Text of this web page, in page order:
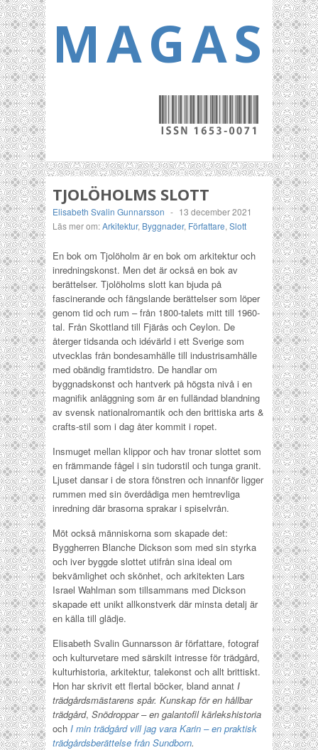
TJOLÖHOLMS SLOTT
Elisabeth Svalin Gunnarsson - 13 december 2021
Läs mer om:Arkitektur, Byggnader, Författare, Slott
En bok om Tjolöholm är en bok om arkitektur och
inredningskonst. Men det är också en bok av
berättelser. Tjolöholms slott kan bjuda på
fascinerande och fängslande berättelser som löper
genom tid och rum – från 1800-talets mitt till 1960-
tal. Från Skottland till Fjärås och Ceylon. De
återger tidsanda och idévärld i ett Sverige som
utvecklas från bondesamhälle till industrisamhälle
med obändig framtidstro. De handlar om
byggnadskonst och hantverk på högsta nivå i en
magnifik anläggning som är en fulländad blandning
av svensk nationalromantik och den brittiska arts &
crafts-stil som i dag åter kommit i ropet.
Insmuget mellan klippor och hav tronar slottet som
en främmande fågel i sin tudorstil och tunga granit.
Ljuset dansar i de stora fönstren och innanför ligger
rummen med sin överdådiga men hemtrevliga
inredning där brasorna sprakar i spiselvrån.
Möt också människorna som skapade det:
Byggherren Blanche Dickson som med sin styrka
och iver byggde slottet utifrån sina ideal om
bekvämlighet och skönhet, och arkitekten Lars
Israel Wahlman som tillsammans med Dickson
skapade ett unikt allkonstverk där minsta detalj är
en källa till glädje.
Elisabeth Svalin Gunnarsson är författare, fotograf
och kulturvetare med särskilt intresse för trädgård,
kulturhistoria, arkitektur, talekonst och allt brittiskt.
Hon har skrivit ett flertal böcker, bland annat I
trädgårdsmästarens spår. Kunskap för en hållbar
trädgård, Snödroppar – en galantofil kärlekshistoria
och I min trädgård vill jag vara Karin – en praktisk
trädgårdsberättelse från Sundborn.